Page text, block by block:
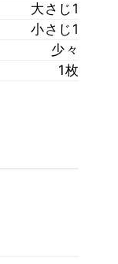
大さじ1
小さじ1
少々
1枚